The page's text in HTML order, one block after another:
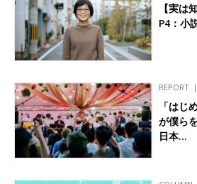
【実は
P4：小
REPORT
「はじ
が僕ら
日本…